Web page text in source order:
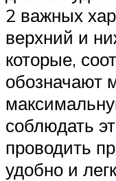
2 важных
верхний и
которые,
обозначают
соблюдать
проводить
удобно и